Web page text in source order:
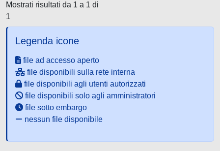
Mostrati risultati da 1 a 1 di
1
Legenda icone
file ad accesso aperto
file disponibili sulla rete interna
file disponibili agli utenti autorizzati
file disponibili solo agli amministratori
file sotto embargo
nessun file disponibile